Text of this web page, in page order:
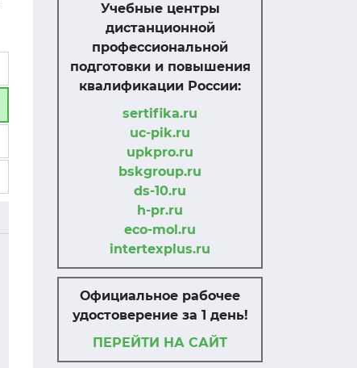
Учебные центры
дистанционной
профессиональной
подготовки и повышения
квалификации России:
sertifika.ru
uc-pik.ru
upkpro.ru
bskgroup.ru
ds-10.ru
h-pr.ru
eco-mol.ru
intertexplus.ru
Официальное рабочее
удостоверение за 1 день!
ПЕРЕЙТИ НА САЙТ